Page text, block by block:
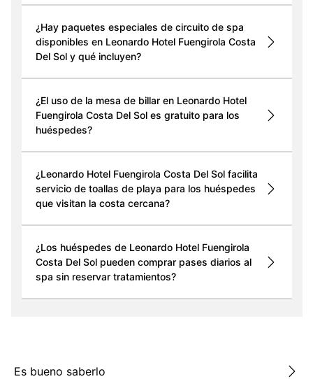
¿Hay paquetes especiales de circuito de spa
disponibles en Leonardo Hotel Fuengirola Costa
Del Sol y qué incluyen?
¿El uso de la mesa de billar en Leonardo Hotel
Fuengirola Costa Del Sol es gratuito para los
huéspedes?
¿Leonardo Hotel Fuengirola Costa Del Sol facilita
servicio de toallas de playa para los huéspedes
que visitan la costa cercana?
¿Los huéspedes de Leonardo Hotel Fuengirola
Costa Del Sol pueden comprar pases diarios al
spa sin reservar tratamientos?
Es bueno saberlo